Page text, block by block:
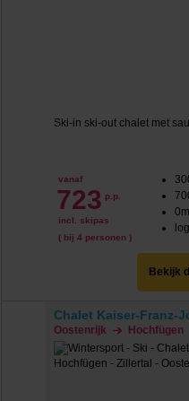
Ski-in ski-out chalet met
vanaf
723 p.p.
incl. skipas
( bij 4 personen )
Bekijk
Chalet Kaiser-Franz-
Oostenrijk Hochfügen